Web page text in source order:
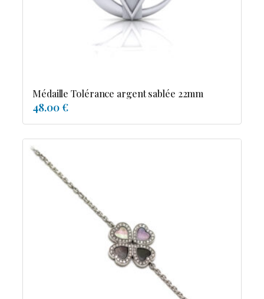
Médaille Tolérance argent sablée 22mm
48.00 €